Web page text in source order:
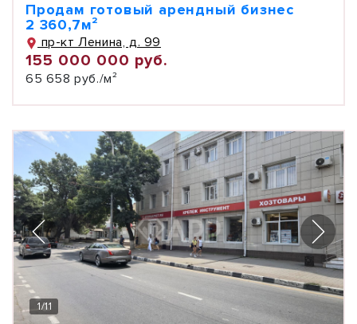
Продам готовый арендный бизнес
2 360,7м²
пр-кт Ленина, д. 99
155 000 000 руб.
65 658 руб./м²
1/11